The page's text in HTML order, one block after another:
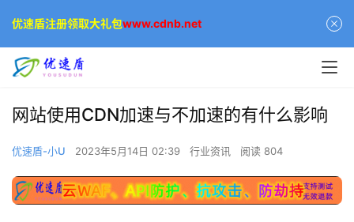
网站使用CDN加速与不加速的有什么影响
优速盾-小U 2023年5月14日 02:39 行业资讯 阅读 804
优速盾注册领取大礼包www.cdnb.net